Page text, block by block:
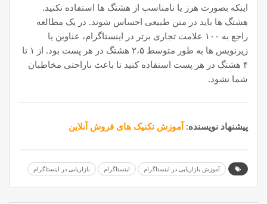
اینکه بصورت هرز یا نامناسب از هشتگ ها استفاده نکنید.
هشتگ ها باید در متن طبیعی احساس شوند. در یک مطالعه
راجع به ۱۰۰ علامت تجاری برتر در اینستاگرام، عناوین یا
زیرنویس ها به طور متوسط ​​۲،۵ هشتگ در هر پست بود. از ۱ تا
۴ هشتگ در هر پست استفاده کنید تا باعث ناراحتی مخاطبان
شما نشود.
پیشنهاد نویسنده:آموزش تکنیک های فروش آنلاین
آموزش بازاریابی در اینستاگرام اینستاگرام بازاریابی در اینستاگرام